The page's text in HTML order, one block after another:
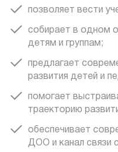
позволяет вести
собирает в одном
детям и группам;
предлагает
развития детей и
помогает
траекторию
обеспечивает
ДОО и канал связи